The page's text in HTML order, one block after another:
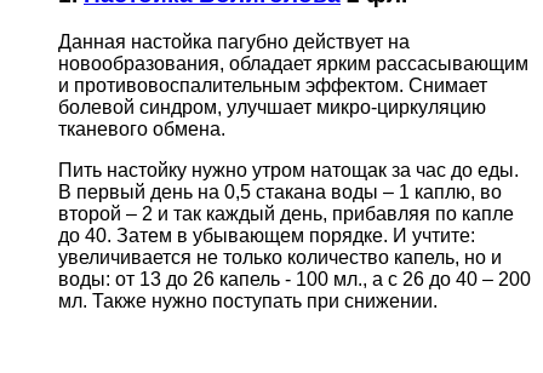
Данная настойка пагубно действует на
новообразования, обладает ярким рассасывающим
и противовоспалительным эффектом. Снимает
болевой синдром, улучшает микро-циркуляцию
тканевого обмена.
Пить настойку нужно утром натощак за час до еды.
В первый день на 0,5 стакана воды – 1 каплю, во
второй – 2 и так каждый день, прибавляя по капле
до 40. Затем в убывающем порядке. И учтите:
увеличивается не только количество капель, но и
воды: от 13 до 26 капель - 100 мл., а с 26 до 40 – 200
мл. Также нужно поступать при снижении.